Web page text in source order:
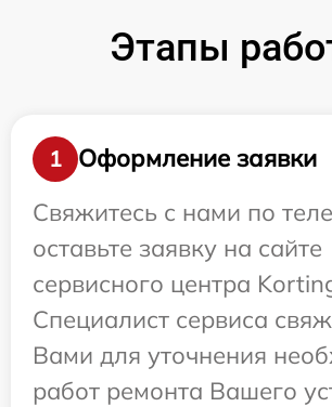
Этапы
1
Оформление заявки
Свяжитесь с нами по
оставьте заявку на сайте
сервисного центра
Специалист сервиса
Вами для уточнения
работ ремонта Вашего